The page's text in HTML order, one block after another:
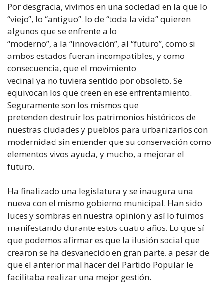
Por desgracia, vivimos en una sociedad en la que lo
“viejo”, lo “antiguo”, lo de “toda la vida” quieren
algunos que se enfrente a lo
“moderno”, a la “innovación”, al “futuro”, como si
ambos estados fueran incompatibles, y como
consecuencia, que el movimiento
vecinal ya no tuviera sentido por obsoleto. Se
equivocan los que creen en ese enfrentamiento.
Seguramente son los mismos que
pretenden destruir los patrimonios históricos de
nuestras ciudades y pueblos para urbanizarlos con
modernidad sin entender que su conservación como
elementos vivos ayuda, y mucho, a mejorar el
futuro.
Ha finalizado una legislatura y se inaugura una
nueva con el mismo gobierno municipal. Han sido
luces y sombras en nuestra opinión y así lo fuimos
manifestando durante estos cuatro años. Lo que sí
que podemos afirmar es que la ilusión social que
crearon se ha desvanecido en gran parte, a pesar de
que el anterior mal hacer del Partido Popular le
facilitaba realizar una mejor gestión.